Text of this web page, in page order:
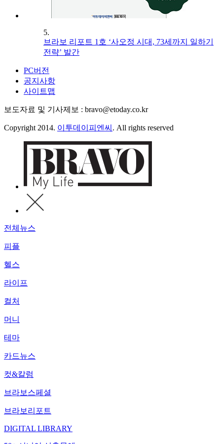
5.
브라보 리포트 1호 ‘사오정 시대, 73세까지 일하기
전략’ 발간
PC버전
공지사항
사이트맵
보도자료 및 기사제보 : bravo@etoday.co.kr
Copyright 2014. 이투데이피엔씨 . All rights reserved
전체뉴스
피플
헬스
라이프
컬처
머니
테마
카드뉴스
컷&칼럼
브라보스페셜
브라보리포트
DIGITAL LIBRARY